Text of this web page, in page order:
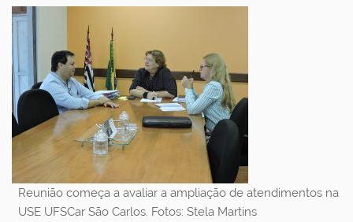
Reunião começa a avaliar a ampliação de atendimentos na
USE UFSCar São Carlos. Fotos: Stela Martins